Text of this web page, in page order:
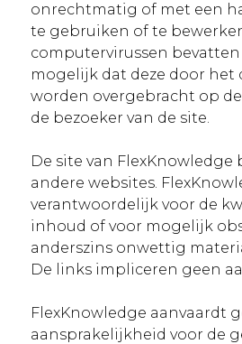
onrechtmatig of met een
te gebruiken of te
computervirussen
mogelijk dat deze door het
worden overgebracht op
de bezoeker van de site.
De site van FlexKnowledge
andere websites.
verantwoordelijk voor de
inhoud of voor mogelijk
anderszins onwettig
De links impliceren geen
FlexKnowledge aanvaardt
aansprakelijkheid voor de